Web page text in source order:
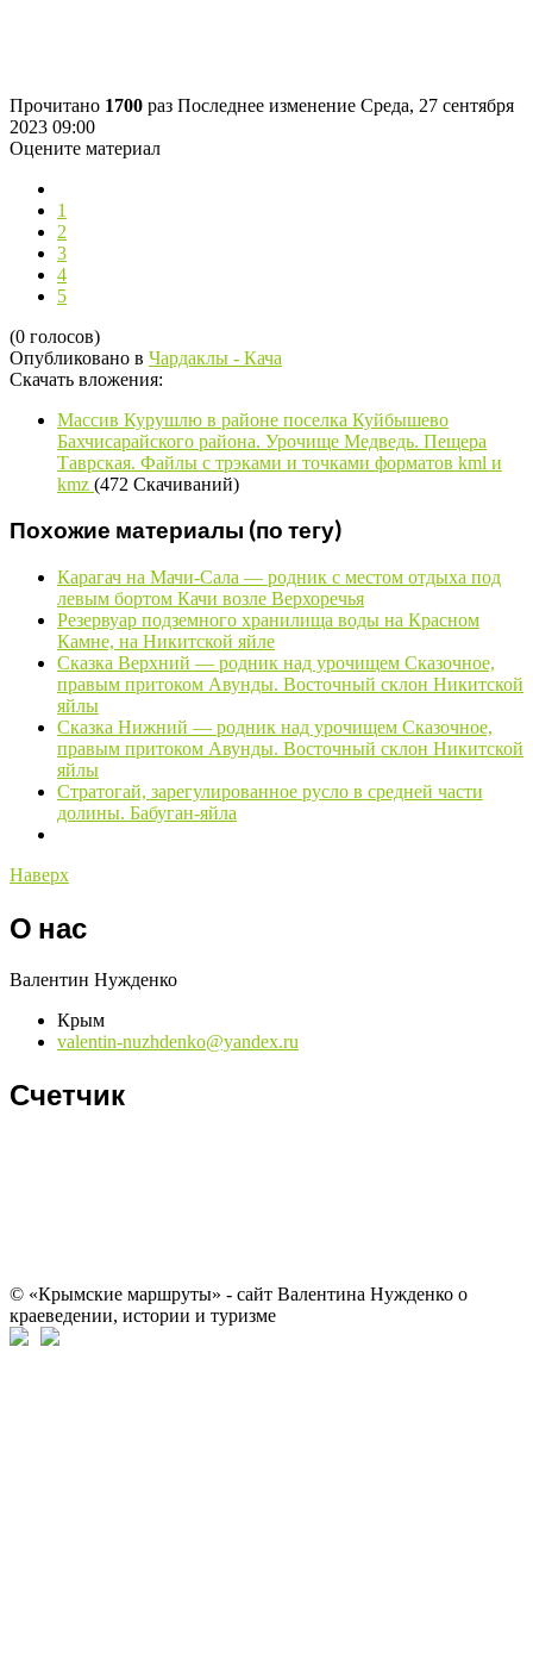
Прочитано 1700 раз Последнее изменение Среда, 27 сентября
2023 09:00
Оцените материал
1
2
3
4
5
(0 голосов)
Опубликовано в Чардаклы - Кача
Скачать вложения:
Массив Курушлю в районе поселка Куйбышево
Бахчисарайского района. Урочище Медведь. Пещера
Таврская. Файлы с трэками и точками форматов kml и
kmz (472 Скачиваний)
Похожие материалы (по тегу)
Карагач на Мачи-Сала — родник с местом отдыха под
левым бортом Качи возле Верхоречья
Резервуар подземного хранилища воды на Красном
Камне, на Никитской яйле
Сказка Верхний — родник над урочищем Сказочное,
правым притоком Авунды. Восточный склон Никитской
яйлы
Сказка Нижний — родник над урочищем Сказочное,
правым притоком Авунды. Восточный склон Никитской
яйлы
Стратогай, зарегулированное русло в средней части
долины. Бабуган-яйла
Наверх
О нас
Валентин Нужденко
Крым
valentin-nuzhdenko@yandex.ru
Счетчик
© «Крымские маршруты» - сайт Валентина Нужденко о
краеведении, истории и туризме